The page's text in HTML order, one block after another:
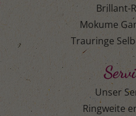
Brillant-
Mokume
Trauringe
Unser
Ringweite